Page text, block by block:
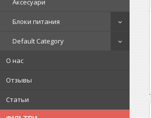
Аксесуари
Блоки питания
Default Category
О нас
Отзывы
Статьи